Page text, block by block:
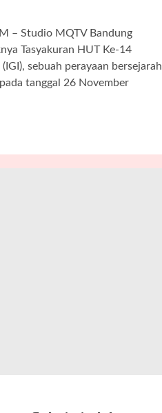
– Studio MQTV Bandung
Tasyakuran HUT Ke-14
sebuah perayaan bersejarah
tanggal 26 November